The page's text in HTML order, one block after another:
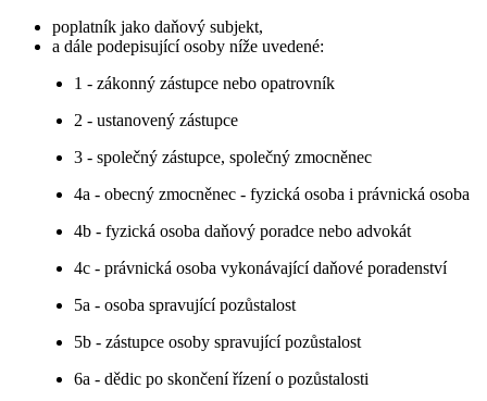
poplatník jako daňový subjekt,
a dále podepisující osoby níže uvedené:
1 - zákonný zástupce nebo opatrovník
2 - ustanovený zástupce
3 - společný zástupce, společný zmocněnec
4a - obecný zmocněnec - fyzická osoba i právnická osoba
4b - fyzická osoba daňový poradce nebo advokát
4c - právnická osoba vykonávající daňové poradenství
5a - osoba spravující pozůstalost
5b - zástupce osoby spravující pozůstalost
6a - dědic po skončení řízení o pozůstalosti